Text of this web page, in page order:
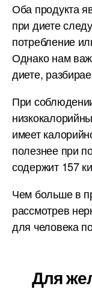
Оба продукта
при диете
потребление
Однако нам
диете,
При
имеет
полезнее при
содержит 157
Чем больше в
рассмотрев
для человека
Для